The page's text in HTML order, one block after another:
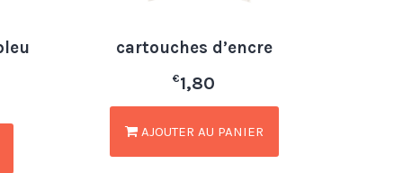
cartouches d’encre
€1,80
AJOUTER AU PANIER